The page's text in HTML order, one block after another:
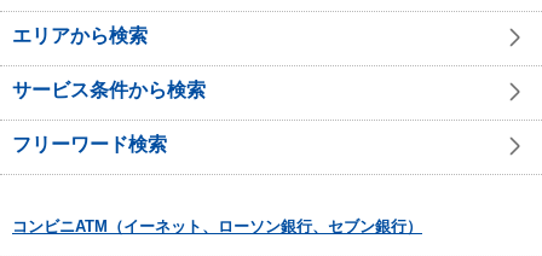
エリアから検索
サービス条件から検索
フリーワード検索
コンビニATM（イーネット、ローソン銀行、セブン銀行）